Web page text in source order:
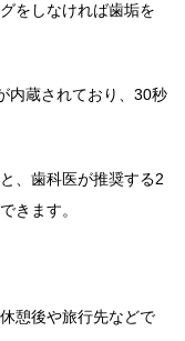
をしなければ歯垢を
内蔵されており、30秒
、歯科医が推奨する2
きます。
憩後や旅行先などで